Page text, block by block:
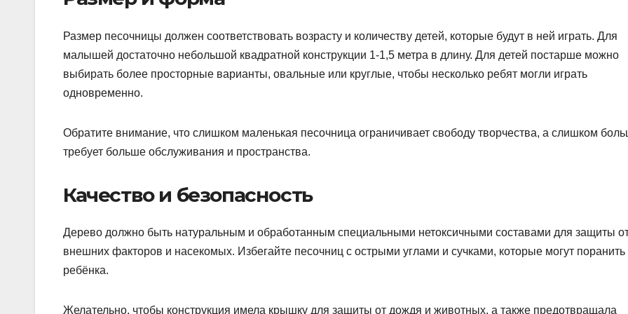
Размер песочницы должен соответствовать возрасту и количеству детей, которые будут в ней играть. Для
малышей достаточно небольшой квадратной конструкции 1-1,5 метра в длину. Для детей постарше можно
выбирать более просторные варианты, овальные или круглые, чтобы несколько ребят могли играть
одновременно.
Обратите внимание, что слишком маленькая песочница ограничивает свободу творчества, а слишком
требует больше обслуживания и пространства.
Качество и безопасность
Дерево должно быть натуральным и обработанным специальными нетоксичными составами для защиты
внешних факторов и насекомых. Избегайте песочниц с острыми углами и сучками, которые могут поранить
ребёнка.
Желательно, чтобы конструкция имела крышку для защиты от дождя и животных, а также предотвращала